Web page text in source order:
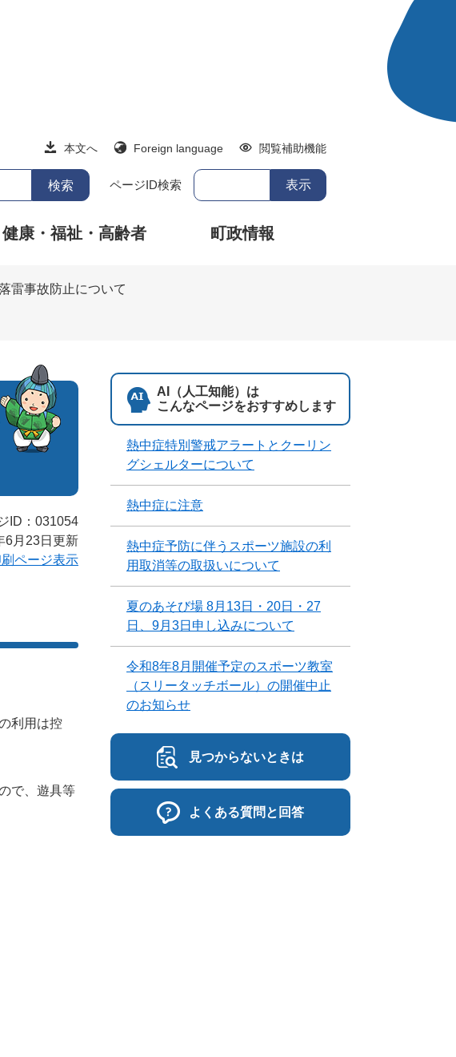
本文へ Foreign language 閲覧補助機能
ページID検索
健康・福祉・高齢者 町政情報
雷事故防止について
ID：031054
6月23日更新
刷ページ表示
利用は控
で、遊具等
AI（人工知能）は
こんなページをおすすめします
熱中症特別警戒アラートとクーリン
グシェルターについて
熱中症に注意
熱中症予防に伴うスポーツ施設の利
用取消等の取扱いについて
夏のあそび場 8月13日・20日・27
日、9月3日申し込みについて
令和8年8月開催予定のスポーツ教室
（スリータッチボール）の開催中止
のお知らせ
見つからないときは
よくある質問と回答